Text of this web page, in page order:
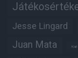
Jesse Lingard
Juan Mata